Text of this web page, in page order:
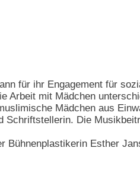
für ihr Engagement für
Arbeit mit Mädchen
Mädchen aus
Schriftstellerin. Die
Bühnenplastikerin Esther